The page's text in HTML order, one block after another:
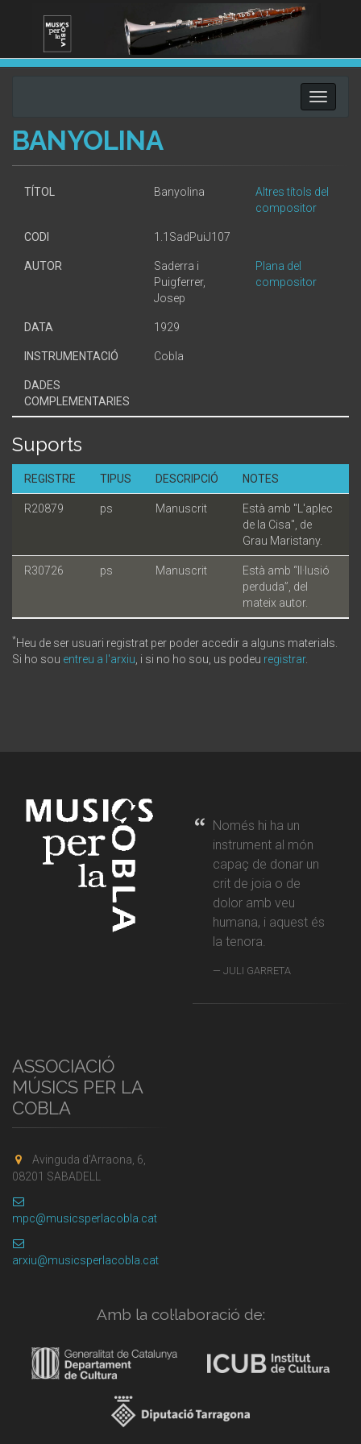
Toggle
BANYOLINA
TÍTOL Banyolina
Altres títols del
compositor
CODI 1.1SadPuiJ107
AUTOR
Saderra i
Puigferrer,
Josep
Plana del
compositor
DATA 1929
INSTRUMENTACIÓ Cobla
DADES
COMPLEMENTARIES
Suports
REGISTRE TIPUS DESCRIPCIÓ NOTES
R20879 ps Manuscrit
Està amb "L'aplec
de la Cisa", de
Grau Maristany.
R30726 ps Manuscrit
Està amb “Il·lusió
perduda”, del
mateix autor.
*Heu de ser usuari registrat per poder accedir a alguns materials.
Si ho sou entreu a l'arxiu , i si no ho sou, us podeu registrar.
Només hi ha un
instrument al món
capaç de donar un
crit de joia o de
dolor amb veu
humana, i aquest és
la tenora.
JULI GARRETA
ASSOCIACIÓ
MÚSICS PER LA
COBLA
Avinguda d'Arraona, 6,
08201 SABADELL
mpc@musicsperlacobla.cat
arxiu@musicsperlacobla.cat
Amb la col·laboració de: